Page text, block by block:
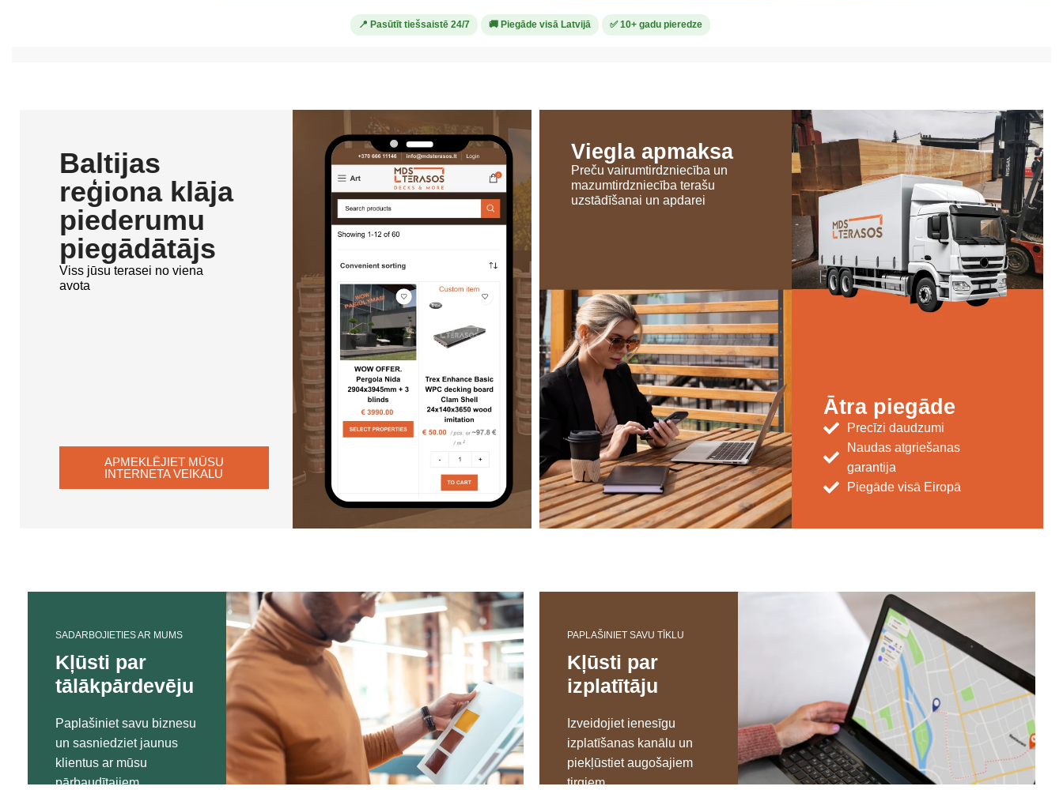
📍 Pasūtīt tiešsaistē 24/7 🚚 Piegāde visā Latvijā ✅ 10+ gadu pieredze
Baltijas
reģiona klāja
piederumu
piegādātājs
Viss jūsu terasei no viena
avota
APMEKLĒJIET MŪSU
INTERNETA VEIKALU
Viegla apmaksa
Preču vairumtirdzniecība un
mazumtirdzniecība terašu
uzstādīšanai un apdarei
Ātra piegāde
Precīzi daudzumi
Naudas atgriešanas
garantija
Piegāde visā Eiropā
SADARBOJIETIES AR MUMS
Kļūsti par
tālākpārdevēju
Paplašiniet savu biznesu
un sasniedziet jaunus
klientus ar mūsu
pārbaudītajiem
PAPLAŠINIET SAVU TĪKLU
Kļūsti par
izplatītāju
Izveidojiet ienesīgu
izplatīšanas kanālu un
piekļūstiet augošajiem
tirgiem